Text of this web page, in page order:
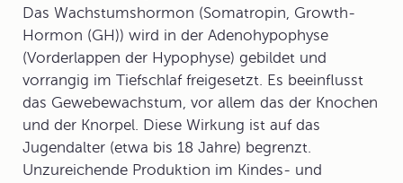
Das Wachstumshormon (Somatropin, Growth-
Hormon (GH)) wird in der Adenohypophyse
(Vorderlappen der Hypophyse) gebildet und
vorrangig im Tiefschlaf freigesetzt. Es beeinflusst
das Gewebewachstum, vor allem das der Knochen
und der Knorpel. Diese Wirkung ist auf das
Jugendalter (etwa bis 18 Jahre) begrenzt.
Unzureichende Produktion im Kindes- und